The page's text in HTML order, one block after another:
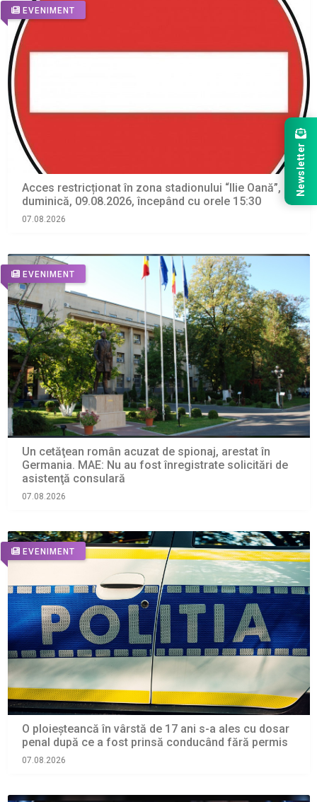
EVENIMENT
Acces restricționat în zona stadionului “Ilie Oană”,
duminică, 09.08.2026, începând cu orele 15:30
07.08.2026
EVENIMENT
Un cetăţean român acuzat de spionaj, arestat în
Germania. MAE: Nu au fost înregistrate solicitări de
asistenţă consulară
07.08.2026
EVENIMENT
O ploieșteancă în vârstă de 17 ani s-a ales cu dosar
penal după ce a fost prinsă conducând fără permis
07.08.2026
Newsletter